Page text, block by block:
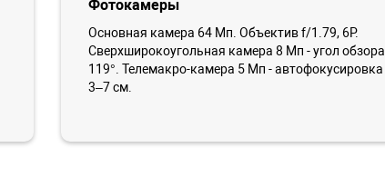
Фотокамеры
Основная камера 64 Мп. Объектив f/1.79, 6P.
Сверхширокоугольная камера 8 Мп - угол обзора
119°. Телемакро-камера 5 Мп - автофокусировка
3–7 см.